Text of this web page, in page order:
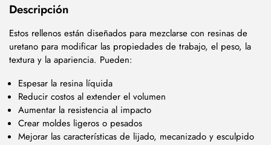
Descripción
Estos rellenos están diseñados para mezclarse con resinas de
uretano para modificar las propiedades de trabajo, el peso, la
textura y la apariencia. Pueden:
Espesar la resina líquida
Reducir costos al extender el volumen
Aumentar la resistencia al impacto
Crear moldes ligeros o pesados
Mejorar las características de lijado, mecanizado y esculpido